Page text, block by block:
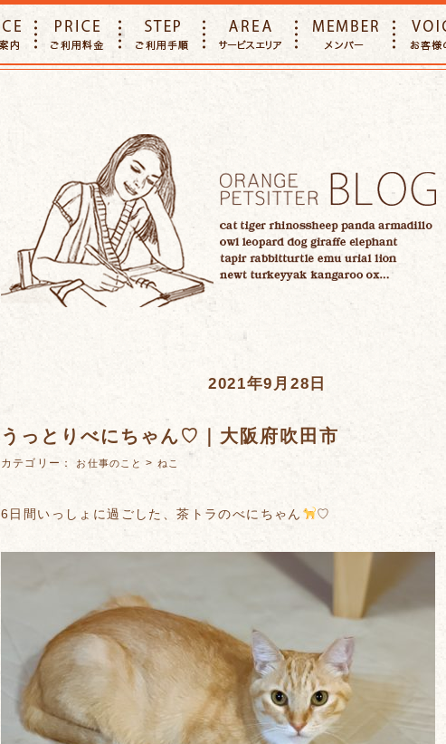
2021年9月28日
うっとりべにちゃん♡｜大阪府吹田市
カテゴリー： お仕事のこと > ねこ
6日間いっしょに過ごした、茶トラのべにちゃん ♡